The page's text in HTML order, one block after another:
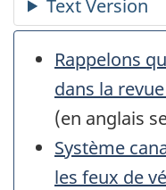
Rappelons
dans la
(en anglais
Système
les feux de